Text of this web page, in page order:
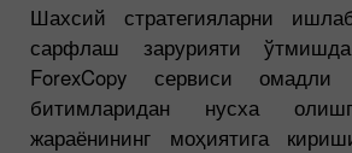
Шахсий стратегияларни
сарфлаш зарурияти
ForexCopy сервиси омадли
битимларидан нусха
жараёнининг моҳиятига